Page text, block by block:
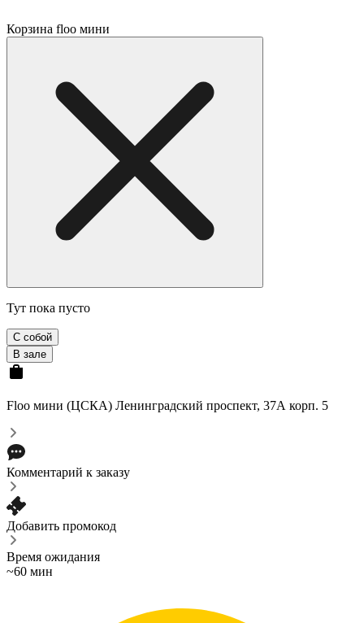
Корзина floo мини
Тут пока пусто
С собой
В зале
Floo мини (ЦСКА) Ленинградский проспект, 37А корп. 5
Комментарий к заказу
Добавить промокод
Время ожидания
~60 мин